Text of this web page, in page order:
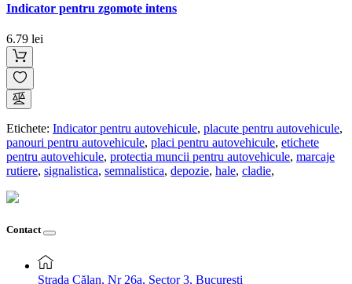
Indicator pentru zgomote intens
6.79 lei
Etichete: Indicator pentru autovehicule, placute pentru autovehicule,
panouri pentru autovehicule, placi pentru autovehicule, etichete
pentru autovehicule, protectia muncii pentru autovehicule, marcaje
rutiere, signalistica, semnalistica, depozie, hale, cladie,
Contact
Strada Călan, Nr 26a, Sector 3, București